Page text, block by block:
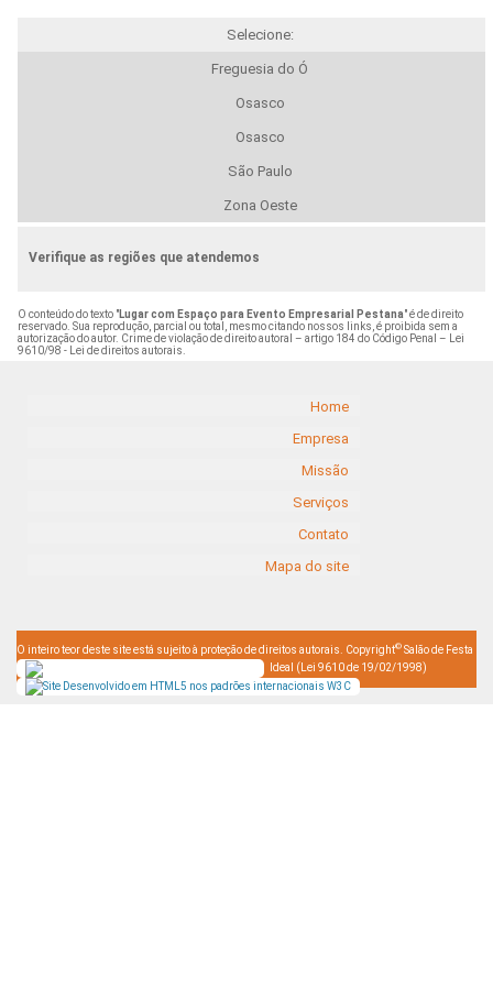
Selecione:
Freguesia do Ó
Osasco
Osasco
São Paulo
Zona Oeste
Verifique as regiões que atendemos
O conteúdo do texto "Lugar com Espaço para Evento Empresarial Pestana" é de direito
reservado. Sua reprodução, parcial ou total, mesmo citando nossos links, é proibida sem a
autorização do autor. Crime de violação de direito autoral – artigo 184 do Código Penal –
Lei
9610/98 - Lei de direitos autorais
Home
Empresa
Missão
Serviços
Contato
Mapa do site
O inteiro teor deste site está sujeito à proteção de direitos autorais. Copyright© Salão de Festa
Ideal (Lei 9610 de 19/02/1998)